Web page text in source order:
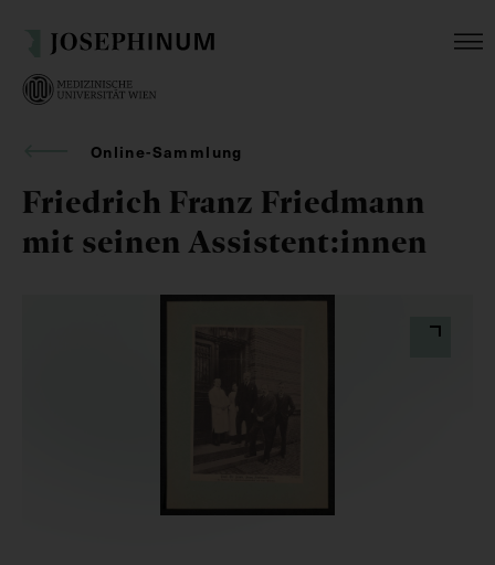
Online-Sammlung
Friedrich Franz Friedmann
mit seinen Assistent:innen